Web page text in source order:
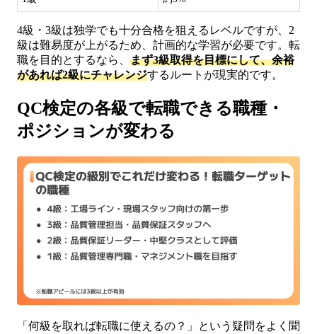
4級・3級は独学でも十分合格を狙えるレベルですが、2
級は難易度が上がるため、計画的な学習が必要です。転
職を目的とするなら、 まず3級取得を目標にして、余裕
があれば2級にチャレンジするルートが現実的です。
QC検定の各級で転職できる職種・
ポジションが変わる
「何級を取れば転職に使えるの？」という疑問をよく聞